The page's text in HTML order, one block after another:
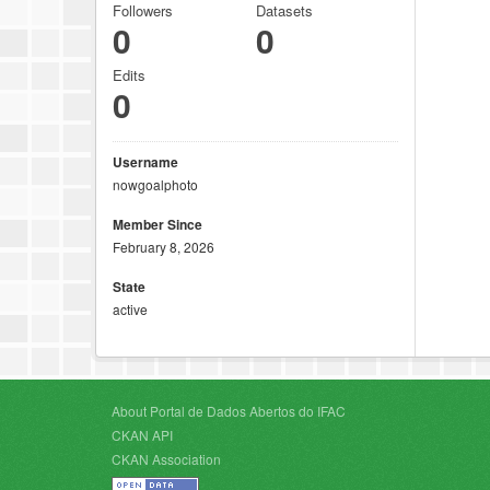
Followers
0
Datasets
0
Edits
0
Username
nowgoalphoto
Member Since
February 8, 2026
State
active
About Portal de Dados Abertos do IFAC
CKAN API
CKAN Association